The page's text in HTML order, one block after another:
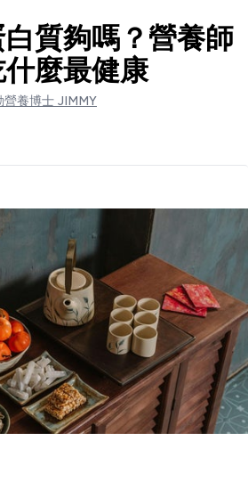
質夠嗎？營養師
麼最健康
營養博士 JIMMY